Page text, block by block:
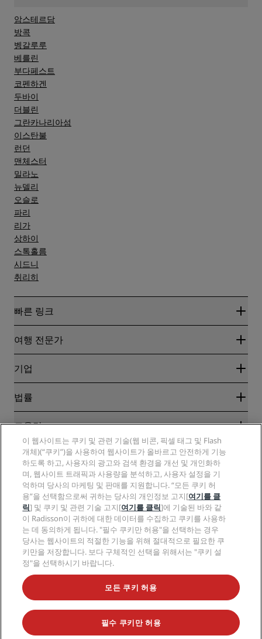
암스테르담
방콕
벵갈루루
베를린
부다페스트
코펜하겐
두바이
더블린
그란카나리아섬
이스탄불
런던
맨체스터
밀라노
뉴델리
오슬로
파리
리가
상하이
스톡홀름
시드니
취리히
빠른 링크
Radisson Rewards
블로그
여행지
Radisson Hotels APP
Sports Approved 호텔
가족 친화적 호텔
건강 및 안전
여행 전문가
파트너
기업
Radisson Hotel Group
RHG 채용
EHL 채용
The Club by RHG
성장의 기회
책임감 있는 비즈니스
조달
법률
개인정보 고지
법적 고지
Radisson Rewards 이용 약관
사이트 사용 계약
디지털 접근성
현대판 노예제 선언문
도움말
소비자 경고
연락처
FAQ
사이트맵
소셜 미디어
Radisson Hotels 브랜드
인기 만점의 특가 상품을 놓치지 마세요.
© 2026 Radisson Hotel Group.
All rights reserved. RHG Radisson Hotel
Group, Radisson, Radisson RED, Radisson Blu, Radisson Collection,
이 웹사이트는 쿠키 및 관련 기술(웹 비콘, 픽셀 태그 및 Flash
개체)(“쿠키”)을 사용하여 웹사이트가 올바르고 안전하게 기능
하도록 하고, 사용자의 광고와 검색 환경을 개선 및 개인화하
며, 웹사이트 트래픽과 사용량을 분석하고, 사용자 설정을 기
억하며 당사의 마케팅 및 판매를 지원합니다. “모든 쿠키 허
용”을 선택함으로써 귀하는 당사의 개인정보 고지[여기를 클
릭] 및 쿠키 및 관련 기술 고지[여기를 클릭]에 기술된 바와 같
이 Radisson이 귀하에 대한 데이터를 수집하고 쿠키를 사용하
는 데 동의하게 됩니다. "필수 쿠키만 허용"을 선택하는 경우
당사는 웹사이트의 적절한 기능을 위해 절대적으로 필요한 쿠
키만을 저장합니다. 보다 구체적인 선택을 위해서는 "쿠키 설
정"을 선택하시기 바랍니다.
모든 쿠키 허용
필수 쿠키만 허용